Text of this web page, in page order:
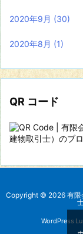
2020年9月 (30)
2020年8月 (1)
QR コード
Copyright © 2026 有限
WordPress